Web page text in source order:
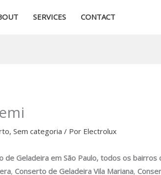
SERVICES CONTACT
,Sem categoria / Por Electrolux
de Geladeira em São Paulo, todos os bairros
,Conserto de Geladeira Vila Mariana,